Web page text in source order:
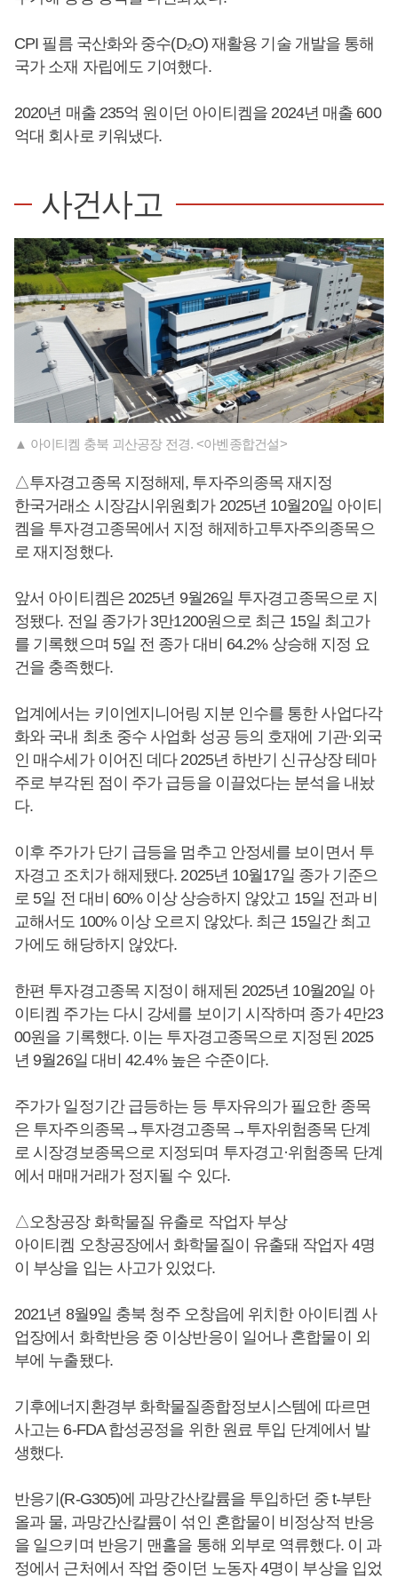
CPI 필름 국산화와 중수(D₂O) 재활용 기술 개발을 통해
국가 소재 자립에도 기여했다.
2020년 매출 235억 원이던 아이티켐을 2024년 매출 600
억대 회사로 키워냈다.
사건사고
▲ 아이티켐 충북 괴산공장 전경. <아벤종합건설>
△투자경고종목 지정해제, 투자주의종목 재지정
한국거래소 시장감시위원회가 2025년 10월20일 아이티
켐을 투자경고종목에서 지정 해제하고투자주의종목으
로 재지정했다.
앞서 아이티켐은 2025년 9월26일 투자경고종목으로 지
정됐다. 전일 종가가 3만1200원으로 최근 15일 최고가
를 기록했으며 5일 전 종가 대비 64.2% 상승해 지정 요
건을 충족했다.
업계에서는 키이엔지니어링 지분 인수를 통한 사업다각
화와 국내 최초 중수 사업화 성공 등의 호재에 기관·외국
인 매수세가 이어진 데다 2025년 하반기 신규상장 테마
주로 부각된 점이 주가 급등을 이끌었다는 분석을 내놨
다.
이후 주가가 단기 급등을 멈추고 안정세를 보이면서 투
자경고 조치가 해제됐다. 2025년 10월17일 종가 기준으
로 5일 전 대비 60% 이상 상승하지 않았고 15일 전과 비
교해서도 100% 이상 오르지 않았다. 최근 15일간 최고
가에도 해당하지 않았다.
한편 투자경고종목 지정이 해제된 2025년 10월20일 아
이티켐 주가는 다시 강세를 보이기 시작하며 종가 4만23
00원을 기록했다. 이는 투자경고종목으로 지정된 2025
년 9월26일 대비 42.4% 높은 수준이다.
주가가 일정기간 급등하는 등 투자유의가 필요한 종목
은 투자주의종목→투자경고종목→투자위험종목 단계
로 시장경보종목으로 지정되며 투자경고·위험종목 단계
에서 매매거래가 정지될 수 있다.
△오창공장 화학물질 유출로 작업자 부상
아이티켐 오창공장에서 화학물질이 유출돼 작업자 4명
이 부상을 입는 사고가 있었다.
2021년 8월9일 충북 청주 오창읍에 위치한 아이티켐 사
업장에서 화학반응 중 이상반응이 일어나 혼합물이 외
부에 누출됐다.
기후에너지환경부 화학물질종합정보시스템에 따르면
사고는 6-FDA 합성공정을 위한 원료 투입 단계에서 발
생했다.
반응기(R-G305)에 과망간산칼륨을 투입하던 중 t-부탄
올과 물, 과망간산칼륨이 섞인 혼합물이 비정상적 반응
을 일으키며 반응기 맨홀을 통해 외부로 역류했다. 이 과
정에서 근처에서 작업 중이던 노동자 4명이 부상을 입었